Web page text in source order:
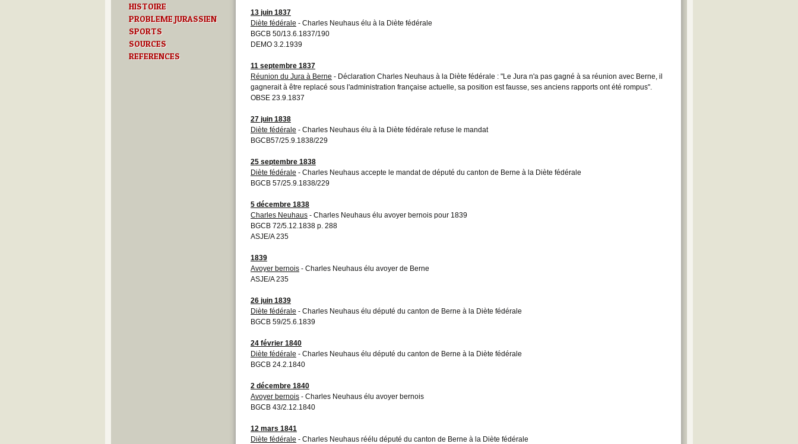
HISTOIRE
PROBLEME JURASSIEN
SPORTS
SOURCES
REFERENCES
13 juin 1837
Diète fédérale - Charles Neuhaus élu à la Diète fédérale
BGCB 50/13.6.1837/190
DEMO 3.2.1939
11 septembre 1837
Réunion du Jura à Berne - Déclaration Charles Neuhaus à la Diète fédérale : "Le Jura n'a pas gagné à sa réunion avec Berne, il
gagnerait à être replacé sous l'administration française actuelle, sa position est fausse, ses anciens rapports ont été rompus".
OBSE 23.9.1837
27 juin 1838
Diète fédérale - Charles Neuhaus élu à la Diète fédérale refuse le mandat
BGCB57/25.9.1838/229
25 septembre 1838
Diète fédérale - Charles Neuhaus accepte le mandat de député du canton de Berne à la Diète fédérale
BGCB 57/25.9.1838/229
5 décembre 1838
Charles Neuhaus - Charles Neuhaus élu avoyer bernois pour 1839
BGCB 72/5.12.1838 p. 288
ASJE/A 235
1839
Avoyer bernois - Charles Neuhaus élu avoyer de Berne
ASJE/A 235
26 juin 1839
Diète fédérale - Charles Neuhaus élu député du canton de Berne à la Diète fédérale
BGCB 59/25.6.1839
24 février 1840
Diète fédérale - Charles Neuhaus élu député du canton de Berne à la Diète fédérale
BGCB 24.2.1840
2 décembre 1840
Avoyer bernois - Charles Neuhaus élu avoyer bernois
BGCB 43/2.12.1840
12 mars 1841
Diète fédérale - Charles Neuhaus réélu député du canton de Berne à la Diète fédérale